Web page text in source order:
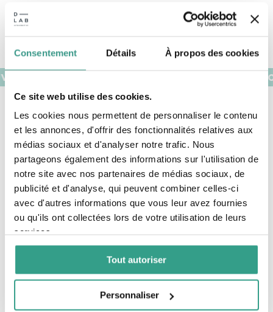
Consentement Détails À propos des cookies
Ce site web utilise des cookies.
Les cookies nous permettent de personnaliser le contenu
et les annonces, d'offrir des fonctionnalités relatives aux
médias sociaux et d'analyser notre trafic. Nous
partageons également des informations sur l'utilisation de
notre site avec nos partenaires de médias sociaux, de
publicité et d'analyse, qui peuvent combiner celles-ci
avec d'autres informations que vous leur avez fournies
ou qu'ils ont collectées lors de votre utilisation de leurs
services.
Tout autoriser
Personnaliser
HAUTES
POURQUOI UTILISER DES COMPLÉMENTS
ALIMENTAIRES POUR LA PEAU ?
Complément alimentaire pour la peau est un
produit conçu pour soutenir et améliorer la
santé et l’apparence de la peau. Il est composé
d’ingrédients naturels et biodisponibles qui
agissent de l’intérieur pour fournir les
nutriments essentiels que la peau nécessite
pour rester hydratée, élastique et éclatante.